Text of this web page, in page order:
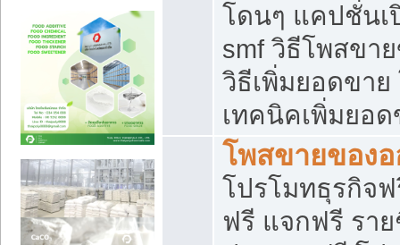
โดนๆ แคปชั่นเ
smf วิธีโพสขา
วิธีเพิ่มยอดขาย
เทคนิคเพิ่มยอด
โพสขายของ
โปรโมทธุรกิจ
ฟรี แจกฟรี ราย